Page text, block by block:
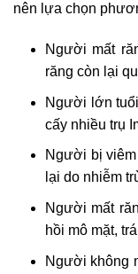
nên lựa chọn
Người mất
răng còn lại
Người lớn
cấy nhiều trụ
Người bị
lại do nhiễm
Người mất
hồi mô mặt,
Người không